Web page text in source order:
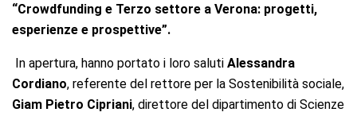
“Crowdfunding e Terzo settore a Verona: progetti,
esperienze e prospettive”.
In apertura, hanno portato i loro saluti Alessandra
Cordiano, referente del rettore per la Sostenibilità sociale,
Giam Pietro Cipriani, direttore del dipartimento di Scienze